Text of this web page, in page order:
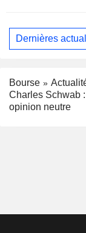
Dernières
Bourse
Charles Schwab
opinion neutre